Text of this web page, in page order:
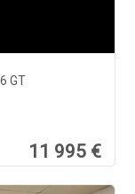
GT
11 995 €